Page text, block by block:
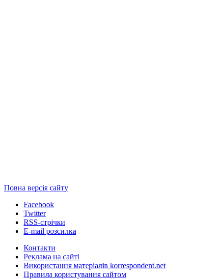
Повна версія сайту
Facebook
Twitter
RSS-стрічки
E-mail розсилка
Контакти
Реклама на сайті
Використання матеріалів korrespondent.net
Правила користування сайтом